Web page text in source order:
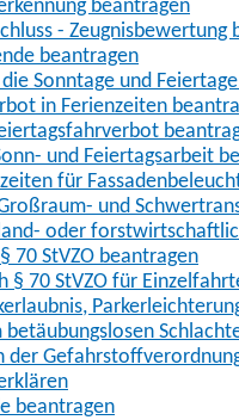
beantragen
- Zeugnisbewertung
beantragen
Sonntage und
in Ferienzeiten
und Feiertagsarbeit
für
und
oder
70 StVZO beantragen
§ 70 StVZO für
betäubungslosen
der
beantragen